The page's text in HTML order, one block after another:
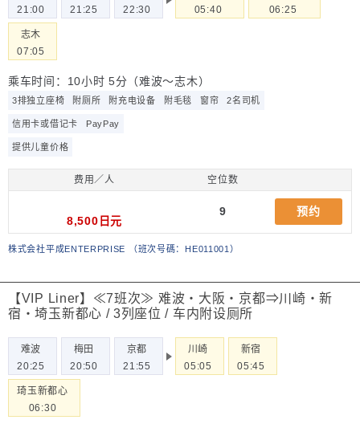
株式会社平成ENTERPRISE （班次号碼：HE011001 ）
21:00 21:25 22:30 05:40 06:25
志木
07:05
乘车时间：10小时 5分（难波～志木）
3排独立座椅 附厕所 附充电设备 附毛毯 窗帘 2名司机
信用卡或借记卡 PayPay
提供儿童价格
费用／人 空位数
8,500日元
9 预约
【VIP Liner】≪7班次≫ 难波・大阪・京都⇒川崎・新
宿・埼玉新都心 / 3列座位 / 车内附设厕所
难波
20:25
梅田
20:50
京都
21:55
川崎
05:05
新宿
05:45
琦玉新都心
06:30